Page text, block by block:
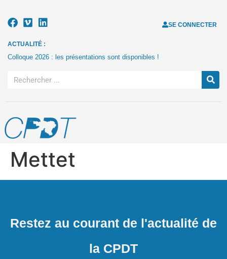
SE CONNECTER
ACTUALITÉ :
Colloque 2026 : les présentations sont disponibles !
Mettet
Restez au courant de l'actualité de
la CPDT